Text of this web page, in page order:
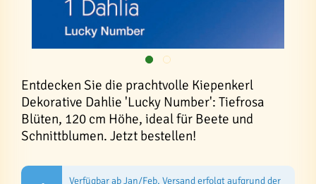
Entdecken Sie die prachtvolle Kiepenkerl
Dekorative Dahlie 'Lucky Number': Tiefrosa
Blüten, 120 cm Höhe, ideal für Beete und
Schnittblumen. Jetzt bestellen!
Verfügbar ab Jan/Feb, Versand erfolgt aufgrund der